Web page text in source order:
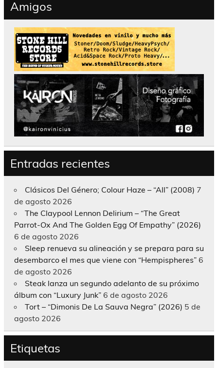
Amigos
Entradas recientes
Clásicos Del Género; Colour Haze – “All” (2008) 7
de agosto 2026
The Claypool Lennon Delirium – “The Great
Parrot-Ox And The Golden Egg Of Empathy” (2026)
6 de agosto 2026
Sleep renueva su alineación y se prepara para su
desembarco el mes que viene con “Hempispheres” 6
de agosto 2026
Steak lanza un segundo adelanto de su próximo
álbum con “Luxury Junk” 6 de agosto 2026
Tort – “Dimonis De La Sauva Negra” (2026) 5 de
agosto 2026
Etiquetas